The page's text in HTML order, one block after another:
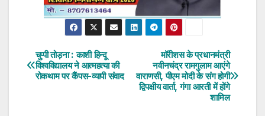
Post
navigation
मॉरीशस के प्रधानमंत्री
नवीनचंद्र रामगुलाम आएंगे
वाराणसी, पीएम मोदी के संग होगी
द्विपक्षीय वार्ता, गंगा आरती में होंगे
शामिल
चुप्पी तोड़ना : काशी हिन्दू
विश्वविद्यालय ने आत्महत्या की
रोकथाम पर कैंपस-व्यापी संवाद